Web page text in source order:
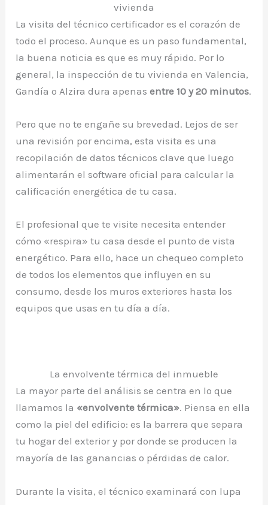
vivienda
La visita del técnico certificador es el corazón de
todo el proceso. Aunque es un paso fundamental,
la buena noticia es que es muy rápido. Por lo
general, la inspección de tu vivienda en Valencia,
Gandía o Alzira dura apenasentre 10 y 20 minutos.
Pero que no te engañe su brevedad. Lejos de ser
una revisión por encima, esta visita es una
recopilación de datos técnicos clave que luego
alimentarán el software oficial para calcular la
calificación energética de tu casa.
El profesional que te visite necesita entender
cómo «respira» tu casa desde el punto de vista
energético. Para ello, hace un chequeo completo
de todos los elementos que influyen en su
consumo, desde los muros exteriores hasta los
equipos que usas en tu día a día.
La envolvente térmica del inmueble
La mayor parte del análisis se centra en lo que
llamamos la «envolvente térmica». Piensa en ella
como la piel del edificio: es la barrera que separa
tu hogar del exterior y por donde se producen la
mayoría de las ganancias o pérdidas de calor.
Durante la visita, el técnico examinará con lupa